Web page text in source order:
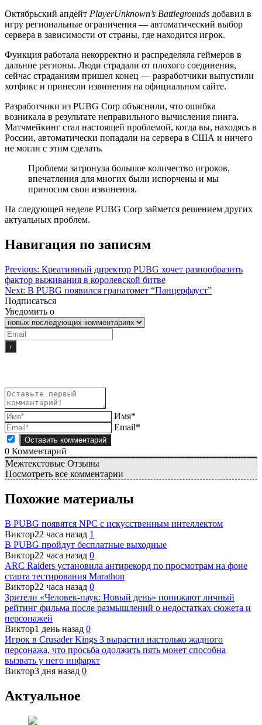
Октябрьский апдейт PlayerUnknown’s Battlegrounds добавил в
игру региональные ограничения — автоматический выбор
сервера в зависимости от страны, где находится игрок.
Функция работала некорректно и распределяла геймеров в
дальние регионы. Люди страдали от плохого соединения,
сейчас страданиям пришел конец — разработчики выпустили
хотфикс и принесли извинения на официальном сайте.
Разработчики из PUBG Corp объяснили, что ошибка
возникала в результате неправильного вычисления пинга.
Матчмейкинг стал настоящей проблемой, когда вы, находясь в
России, автоматически попадали на сервера в США и ничего
не могли с этим сделать.
Проблема затронула большое количество игроков,
впечатления для многих были испорчены и мы
приносим свои извинения.
На следующей неделе PUBG Corp займется решением других
актуальных проблем.
Навигация по записям
Previous: Креативный директор PUBG хочет разнообразить
фактор выживания в королевской битве
Next: В PUBG появился гранатомет “Панцерфауст”
Подписаться
Уведомить о
Имя*
Email*
0 Комментарий
Межтекстовые Отзывы
Посмотреть все комментарии
Похожие материалы
В PUBG появятся NPC с искусственным интеллектом
Виктор22 часа назад 1
В PUBG пройдут бесплатные выходные
Виктор22 часа назад 0
ARC Raiders установила антирекорд по просмотрам на фоне
старта тестирования Marathon
Виктор22 часа назад 0
Зрители «Человек-паук: Новый день» понижают личный
рейтинг фильма после размышлений о недостатках сюжета и
персонажей
Виктор1 день назад 0
Игрок в Crusader Kings 3 вырастил настолько жадного
персонажа, что просьба одолжить пять монет способна
вызвать у него инфаркт
Виктор3 дня назад 0
Актуальное